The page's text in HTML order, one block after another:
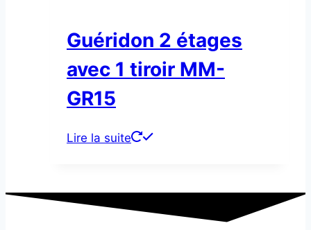
Guéridon 2 étages
avec 1 tiroir MM-
GR15
Lire la suite